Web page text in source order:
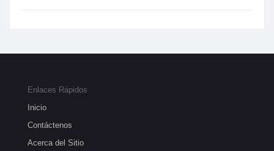
Enlaces Rápidos
Inicio
Contáctenos
Acerca del Sitio